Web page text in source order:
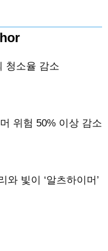
청소율 감소
위험 50% 이상 감소
와 빛이 ‘알츠하이머’